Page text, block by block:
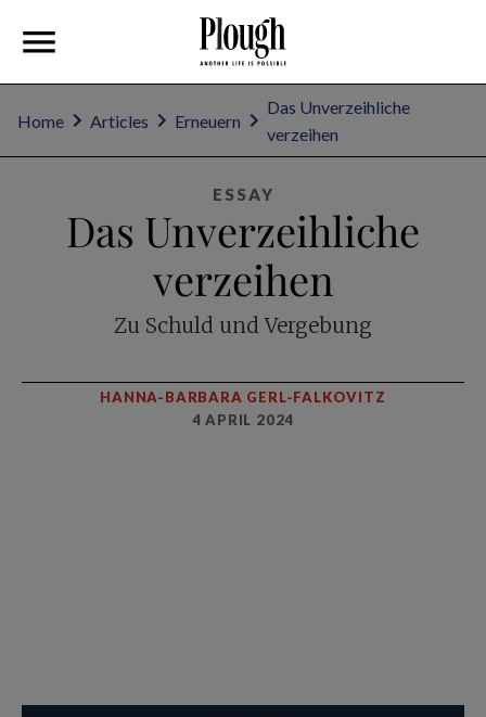
Home Articles Erneuern
Das Unverzeihliche
verzeihen
ESSAY
Das Unverzeihliche
verzeihen
Zu Schuld und Vergebung
HANNA-BARBARA GERL-FALKOVITZ
4 APRIL 2024